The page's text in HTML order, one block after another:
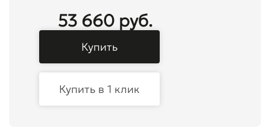
53 660 руб.
Купить
Купить в 1 клик